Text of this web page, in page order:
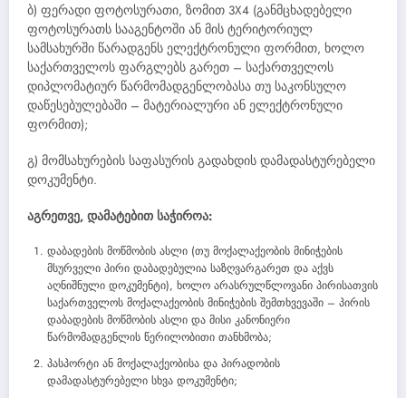
ბ) ფერადი ფოტოსურათი, ზომით 3X4 (განმცხადებელი
ფოტოსურათს სააგენტოში ან მის ტერიტორიულ
სამსახურში წარადგენს ელექტრონული ფორმით, ხოლო
საქართველოს ფარგლებს გარეთ – საქართველოს
დიპლომატიურ წარმომადგენლობასა თუ საკონსულო
დაწესებულებაში – მატერიალური ან ელექტრონული
ფორმით);
გ) მომსახურების საფასურის გადახდის დამადასტურებელი
დოკუმენტი.
აგრეთვე, დამატებით საჭიროა:
დაბადების მოწმობის ასლი (თუ მოქალაქეობის მინიჭების
მსურველი პირი დაბადებულია საზღვარგარეთ და აქვს
აღნიშნული დოკუმენტი), ხოლო არასრულწლოვანი პირისათვის
საქართველოს მოქალაქეობის მინიჭების შემთხვევაში – პირის
დაბადების მოწმობის ასლი და მისი კანონიერი
წარმომადგენლის წერილობითი თანხმობა;
პასპორტი ან მოქალაქეობისა და პირადობის
დამადასტურებელი სხვა დოკუმენტი;